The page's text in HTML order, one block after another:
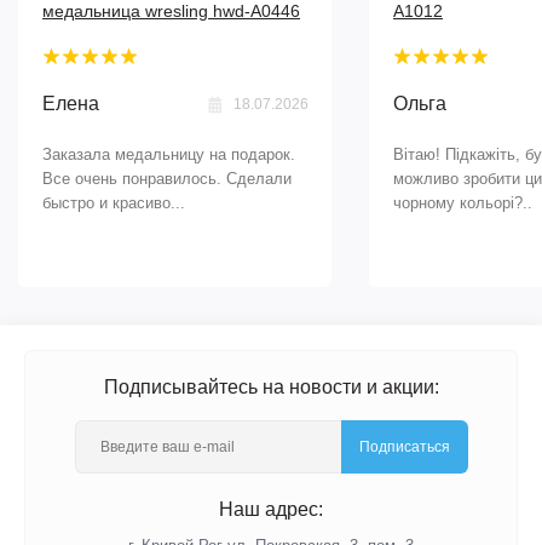
медальница wresling hwd-А0446
Елена 18.07.2026
Заказала медальницу на подарок.
Все очень понравилось. Сделали
быстро и красиво...
A1012
Ольга
Вітаю! Підкажіть,
можливо зробити
чорному кольорі?..
Подписывайтесь на новости и акции:
Подписаться
Наш адрес: